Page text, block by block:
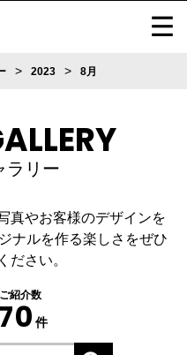
> 2023 > 8月
ラリー
真やお客様のデザインを
ナルを作る楽しさをぜひ
ださい。
紹介数
件